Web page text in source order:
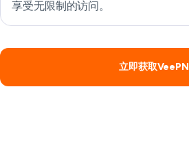
享受无限制的访问。
立即获取VeePN